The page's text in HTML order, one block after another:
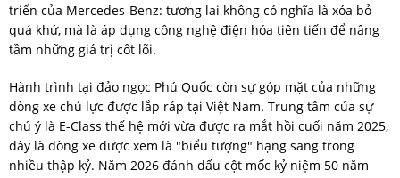
triển của Mercedes-Benz: tương lai không có nghĩa là xóa bỏ
quá khứ, mà là áp dụng công nghệ điện hóa tiên tiến để nâng
tầm những giá trị cốt lõi.
Hành trình tại đảo ngọc Phú Quốc còn sự góp mặt của những
dòng xe chủ lực được lắp ráp tại Việt Nam. Trung tâm của sự
chú ý là E-Class thế hệ mới vừa được ra mắt hồi cuối năm 2025,
đây là dòng xe được xem là "biểu tượng" hạng sang trong
nhiều thập kỷ. Năm 2026 đánh dấu cột mốc kỷ niệm 50 năm